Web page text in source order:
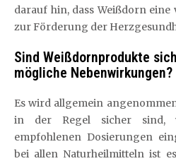
darauf hin, dass Weißdorn eine
zur Förderung der
Sind Weißdornprodukte
mögliche Nebenwirkungen?
Es wird allgemein
in der Regel sicher sind,
empfohlenen Dosierungen
bei allen Naturheilmitteln ist